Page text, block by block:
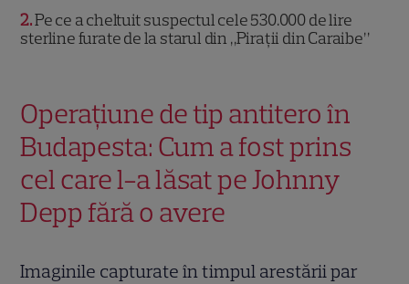
2 Pe ce a cheltuit suspectul cele 530.000 de lire
sterline furate de la starul din „Pirații din Caraibe”
Operațiune de tip antitero în
Budapesta: Cum a fost prins
cel care l-a lăsat pe Johnny
Depp fără o avere
Imaginile capturate în timpul arestării par